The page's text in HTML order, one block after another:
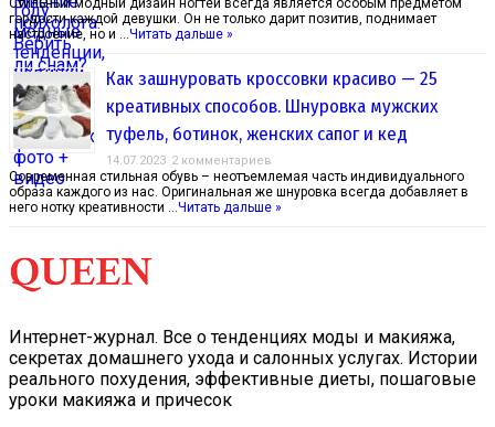
Стильный модный дизайн ногтей всегда является особым предметом
гордости каждой девушки. Он не только дарит позитив, поднимает
настроение, но и …Читать дальше »
Как зашнуровать кроссовки красиво — 25
креативных способов. Шнуровка мужских
туфель, ботинок, женских сапог и кед
14.07.2023 2 комментариев
Современная стильная обувь – неотъемлемая часть индивидуального
образа каждого из нас. Оригинальная же шнуровка всегда добавляет в
него нотку креативности …Читать дальше »
Интернет-журнал. Все о тенденциях моды и макияжа,
секретах домашнего ухода и салонных услугах. Истории
реального похудения, эффективные диеты, пошаговые
уроки макияжа и причесок